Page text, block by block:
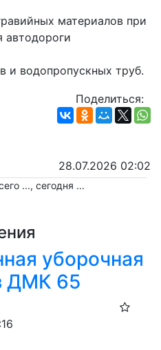
материалов при
автодороги
и водопропускных труб.
Поделиться:
28.07.2026 02:02
..., сегодня ...
уборочная
ДМК 65